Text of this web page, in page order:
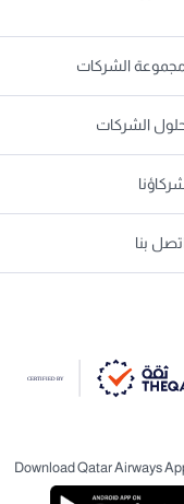
الشركات
الشركات
بنا
Download Qatar Airways